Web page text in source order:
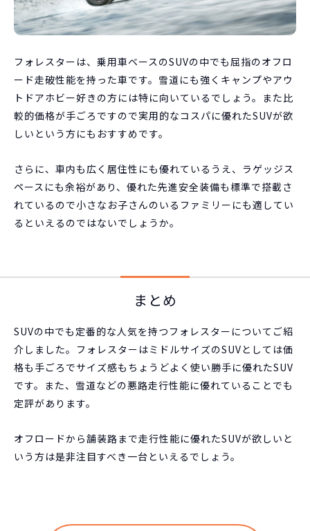
フォレスターは、乗用車ベースのSUVの中でも屈指のオフロ
ード走破性能を持った車です。雪道にも強くキャンプやアウ
トドアホビー好きの方には特に向いているでしょう。また比
較的価格が手ごろですので実用的なコスパに優れたSUVが欲
しいという方にもおすすめです。
さらに、車内も広く居住性にも優れているうえ、ラゲッジス
ペースにも余裕があり、優れた先進安全装備も標準で搭載さ
れているので小さなお子さんのいるファミリーにも適してい
るといえるのではないでしょうか。
まとめ
SUVの中でも定番的な人気を持つフォレスターについてご紹
介しました。フォレスターはミドルサイズのSUVとしては価
格も手ごろでサイズ感もちょうどよく使い勝手に優れたSUV
です。また、雪道などの悪路走行性能に優れていることでも
定評があります。
オフロードから舗装路まで走行性能に優れたSUVが欲しいと
いう方は是非注目すべき一台といえるでしょう。